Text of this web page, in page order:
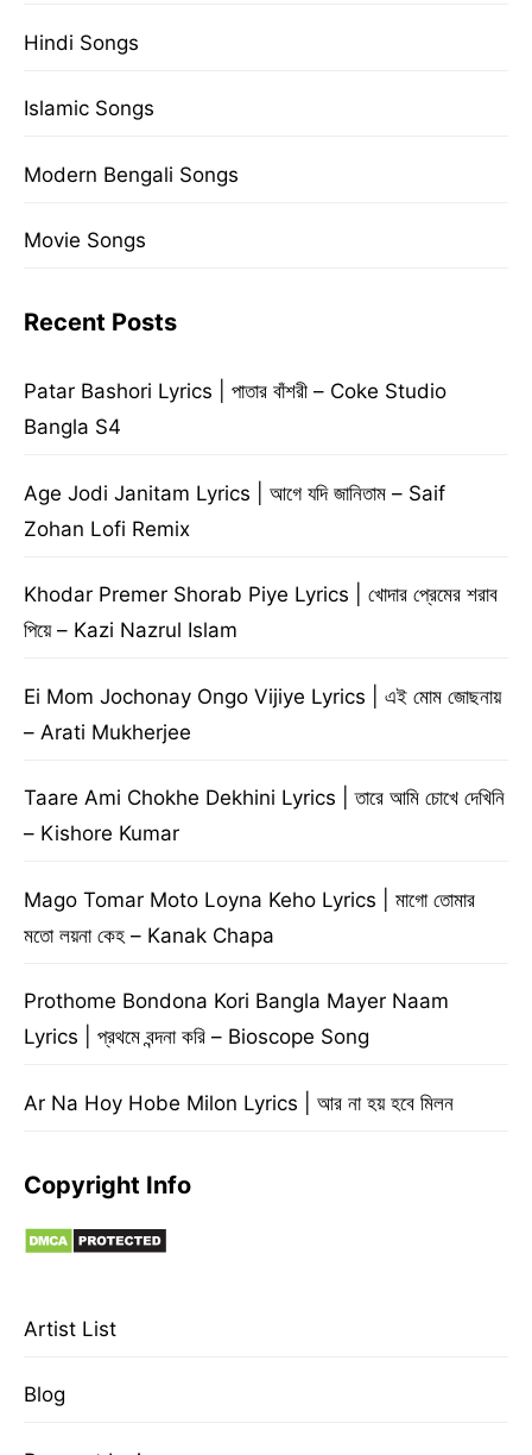
Hindi Songs
Islamic Songs
Modern Bengali Songs
Movie Songs
Recent Posts
Patar Bashori Lyrics | পাতার বাঁশরী – Coke Studio
Bangla S4
Age Jodi Janitam Lyrics | আগে যদি জানিতাম – Saif
Zohan Lofi Remix
Khodar Premer Shorab Piye Lyrics | খোদার প্রেমের শরাব
পিয়ে – Kazi Nazrul Islam
Ei Mom Jochonay Ongo Vijiye Lyrics | এই মোম জোছনায়
– Arati Mukherjee
Taare Ami Chokhe Dekhini Lyrics | তারে আমি চোখে দেখিনি
– Kishore Kumar
Mago Tomar Moto Loyna Keho Lyrics | মাগো তোমার
মতো লয়না কেহ – Kanak Chapa
Prothome Bondona Kori Bangla Mayer Naam
Lyrics | প্রথমে বন্দনা করি – Bioscope Song
Ar Na Hoy Hobe Milon Lyrics | আর না হয় হবে মিলন
Copyright Info
Artist List
Blog